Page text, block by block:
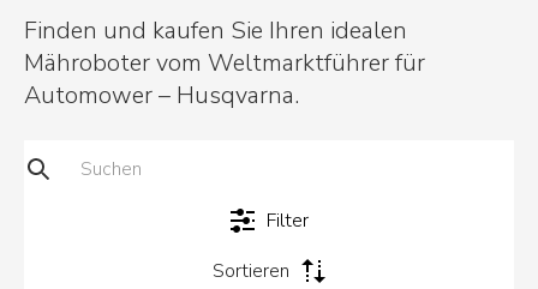
Finden und kaufen Sie Ihren idealen
Mähroboter vom Weltmarktführer für
Automower – Husqvarna.
Filter
Sortieren